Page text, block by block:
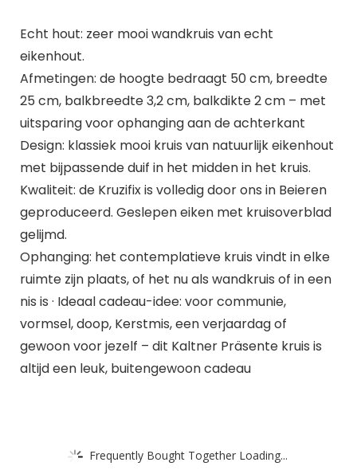
Echt hout: zeer mooi wandkruis van echt
eikenhout.
Afmetingen: de hoogte bedraagt 50 cm, breedte
25 cm, balkbreedte 3,2 cm, balkdikte 2 cm – met
uitsparing voor ophanging aan de achterkant
Design: klassiek mooi kruis van natuurlijk eikenhout
met bijpassende duif in het midden in het kruis.
Kwaliteit: de Kruzifix is volledig door ons in Beieren
geproduceerd. Geslepen eiken met kruisoverblad
gelijmd.
Ophanging: het contemplatieve kruis vindt in elke
ruimte zijn plaats, of het nu als wandkruis of in een
nis is · Ideaal cadeau-idee: voor communie,
vormsel, doop, Kerstmis, een verjaardag of
gewoon voor jezelf – dit Kaltner Präsente kruis is
altijd een leuk, buitengewoon cadeau
Frequently Bought Together Loading...